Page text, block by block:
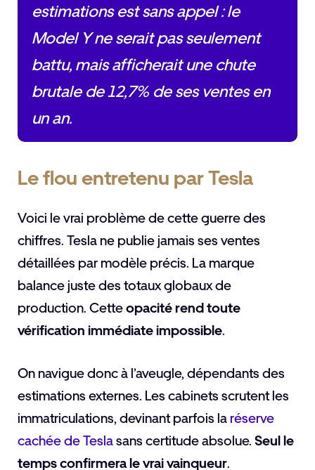
estimations est sans appel : le
Model Y ne serait pas seulement
battu, mais afficherait une chute
brutale de 12,7% de ses ventes en
un an.
Le flou entretenu par Tesla
Voici le vrai problème de cette guerre des
chiffres. Tesla ne publie jamais ses ventes
détaillées par modèle précis. La marque
balance juste des totaux globaux de
production. Cetteopacité rend toute
vérification immédiate impossible.
On navigue donc à l’aveugle, dépendants des
estimations externes. Les cabinets scrutent les
immatriculations, devinant parfois la réserve
cachée de Teslasans certitude absolue. Seul le
temps confirmera le vrai vainqueur.